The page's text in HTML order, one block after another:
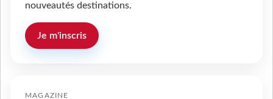
nouveautés destinations.
Je m'inscris
MAGAZINE